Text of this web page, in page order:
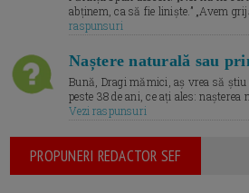
abținem, ca să fie liniște.” „Avem
raspunsuri
Naștere naturală sau
Bună, Dragi mămici, aș vrea să
peste 38 de ani, ce ați ales:
Vezi raspunsuri
PROPUNERI REDACTOR SEF